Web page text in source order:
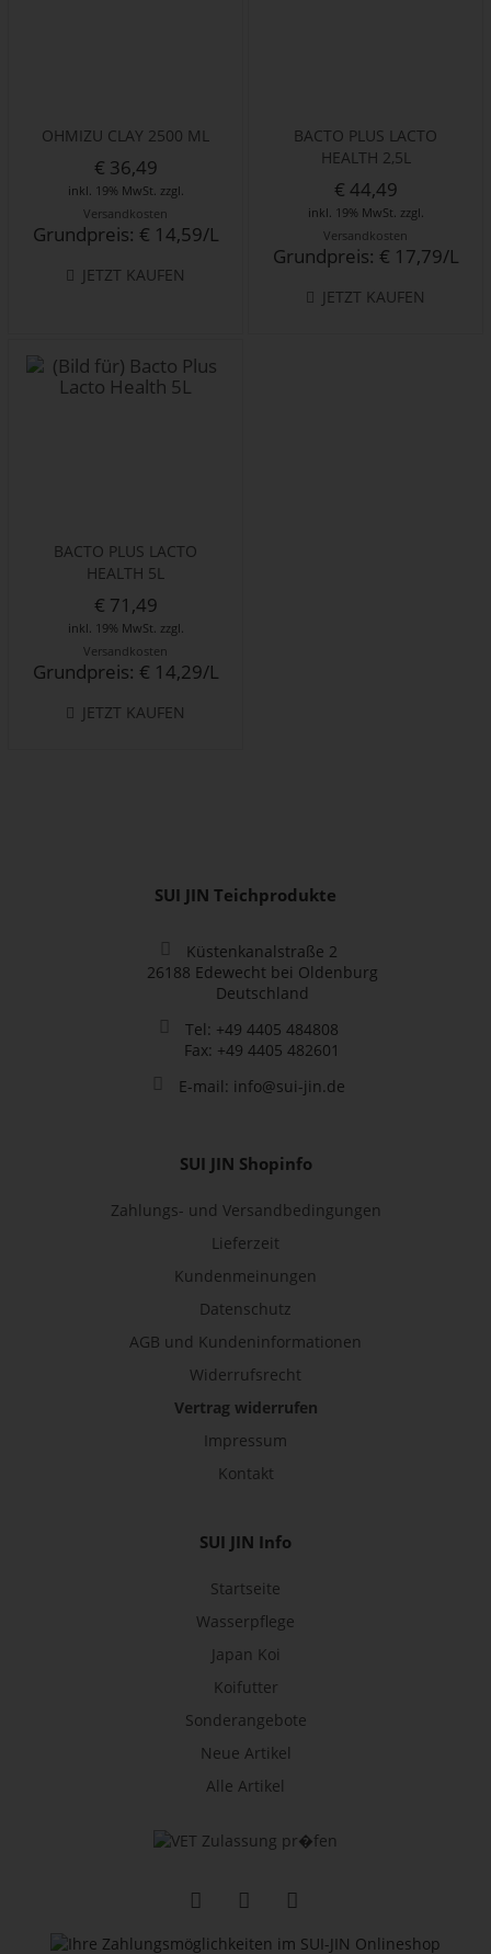
OHMIZU CLAY 2500 ML
€ 36,49
inkl. 19% MwSt. zzgl.
Versandkosten
Grundpreis: € 14,59/L
JETZT KAUFEN
BACTO PLUS LACTO
HEALTH 2,5L
€ 44,49
inkl. 19% MwSt. zzgl.
Versandkosten
Grundpreis: € 17,79/L
JETZT KAUFEN
BACTO PLUS LACTO
HEALTH 5L
€ 71,49
inkl. 19% MwSt. zzgl.
Versandkosten
Grundpreis: € 14,29/L
JETZT KAUFEN
SUI JIN Teichprodukte
Küstenkanalstraße 2
26188 Edewecht bei Oldenburg
Deutschland
Tel: +49 4405 484808
Fax: +49 4405 482601
E-mail: info@sui-jin.de
SUI JIN Shopinfo
Zahlungs- und Versandbedingungen
Lieferzeit
Kundenmeinungen
Datenschutz
AGB und Kundeninformationen
Widerrufsrecht
Vertrag widerrufen
Impressum
Kontakt
SUI JIN Info
Startseite
Wasserpflege
Japan Koi
Koifutter
Sonderangebote
Neue Artikel
Alle Artikel